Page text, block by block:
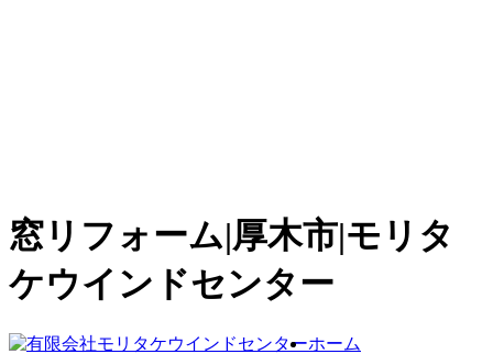
窓リフォーム|厚木市|モリタ
ケウインドセンター
ホーム